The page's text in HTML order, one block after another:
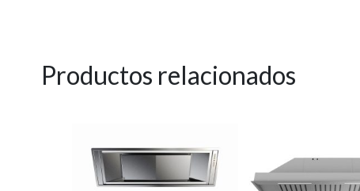
Productos relacionados